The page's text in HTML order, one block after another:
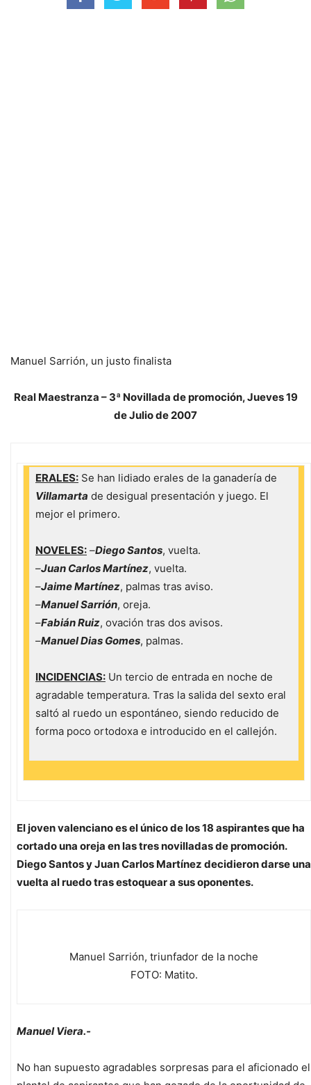
Manuel Sarrión, un justo finalista
Real Maestranza – 3ª Novillada de promoción, Jueves 19
de Julio de 2007
ERALES: Se han lidiado erales de la ganadería de
Villamarta de desigual presentación y juego. El
mejor el primero.
NOVELES: –Diego Santos, vuelta.
–Juan Carlos Martínez, vuelta.
–Jaime Martínez, palmas tras aviso.
–Manuel Sarrión, oreja.
–Fabián Ruiz, ovación tras dos avisos.
–Manuel Dias Gomes, palmas.
INCIDENCIAS: Un tercio de entrada en noche de
agradable temperatura. Tras la salida del sexto eral
saltó al ruedo un espontáneo, siendo reducido de
forma poco ortodoxa e introducido en el callejón.
El joven valenciano es el único de los 18 aspirantes que ha
cortado una oreja en las tres novilladas de promoción.
Diego Santos y Juan Carlos Martínez decidieron darse una
vuelta al ruedo tras estoquear a sus oponentes.
Manuel Sarrión, triunfador de la noche
FOTO: Matito.
Manuel Viera.-
No han supuesto agradables sorpresas para el aficionado el